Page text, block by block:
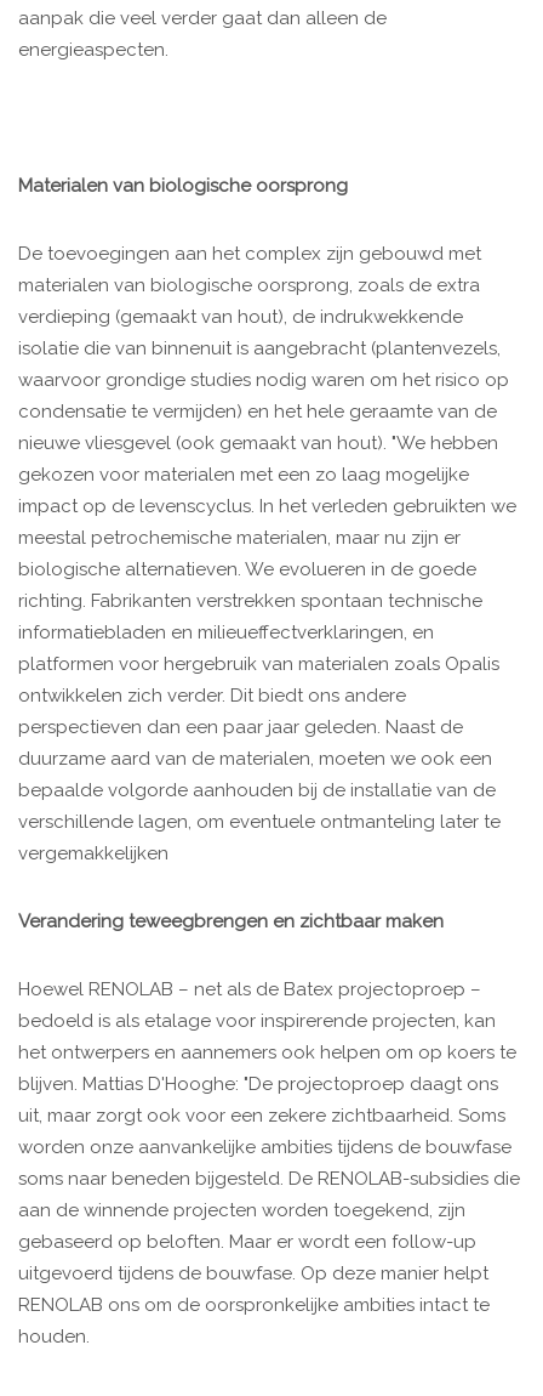
aanpak die veel verder gaat dan alleen de
energieaspecten.
Materialen van biologische oorsprong
De toevoegingen aan het complex zijn gebouwd met
materialen van biologische oorsprong, zoals de extra
verdieping (gemaakt van hout), de indrukwekkende
isolatie die van binnenuit is aangebracht (plantenvezels,
waarvoor grondige studies nodig waren om het risico op
condensatie te vermijden) en het hele geraamte van de
nieuwe vliesgevel (ook gemaakt van hout). "We hebben
gekozen voor materialen met een zo laag mogelijke
impact op de levenscyclus. In het verleden gebruikten we
meestal petrochemische materialen, maar nu zijn er
biologische alternatieven. We evolueren in de goede
richting. Fabrikanten verstrekken spontaan technische
informatiebladen en milieueffectverklaringen, en
platformen voor hergebruik van materialen zoals Opalis
ontwikkelen zich verder. Dit biedt ons andere
perspectieven dan een paar jaar geleden. Naast de
duurzame aard van de materialen, moeten we ook een
bepaalde volgorde aanhouden bij de installatie van de
verschillende lagen, om eventuele ontmanteling later te
vergemakkelijken
Verandering teweegbrengen en zichtbaar maken
Hoewel RENOLAB – net als de Batex projectoproep –
bedoeld is als etalage voor inspirerende projecten, kan
het ontwerpers en aannemers ook helpen om op koers te
blijven. Mattias D'Hooghe: "De projectoproep daagt ons
uit, maar zorgt ook voor een zekere zichtbaarheid. Soms
worden onze aanvankelijke ambities tijdens de bouwfase
soms naar beneden bijgesteld. De RENOLAB-subsidies die
aan de winnende projecten worden toegekend, zijn
gebaseerd op beloften. Maar er wordt een follow-up
uitgevoerd tijdens de bouwfase. Op deze manier helpt
RENOLAB ons om de oorspronkelijke ambities intact te
houden.